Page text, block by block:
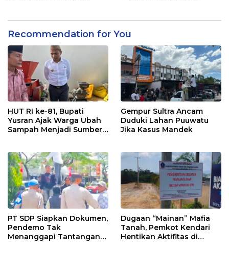
Recommendation for You
HUT RI ke-81, Bupati
Yusran Ajak Warga Ubah
Sampah Menjadi Sumber
Gempur Sultra Ancam
Duduki Lahan Puuwatu
Jika Kasus Mandek
PT SDP Siapkan Dokumen,
Pendemo Tak
Menanggapi Tantangan
Dugaan “Mainan” Mafia
Tanah, Pemkot Kendari
Hentikan Aktifitas di